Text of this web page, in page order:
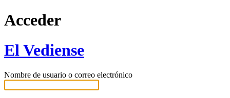
Acceder
El Vediense
Nombre de usuario o correo electrónico